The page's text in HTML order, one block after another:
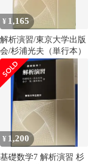
¥ 1,165
解析演習/東京大学出版
会/杉浦光夫（単行本）
¥ 1,200
基礎数学7 解析演習 杉